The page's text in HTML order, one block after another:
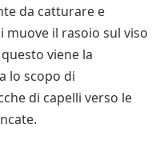
da catturare e
il rasoio sul viso
viene la
lo scopo di
di capelli verso le